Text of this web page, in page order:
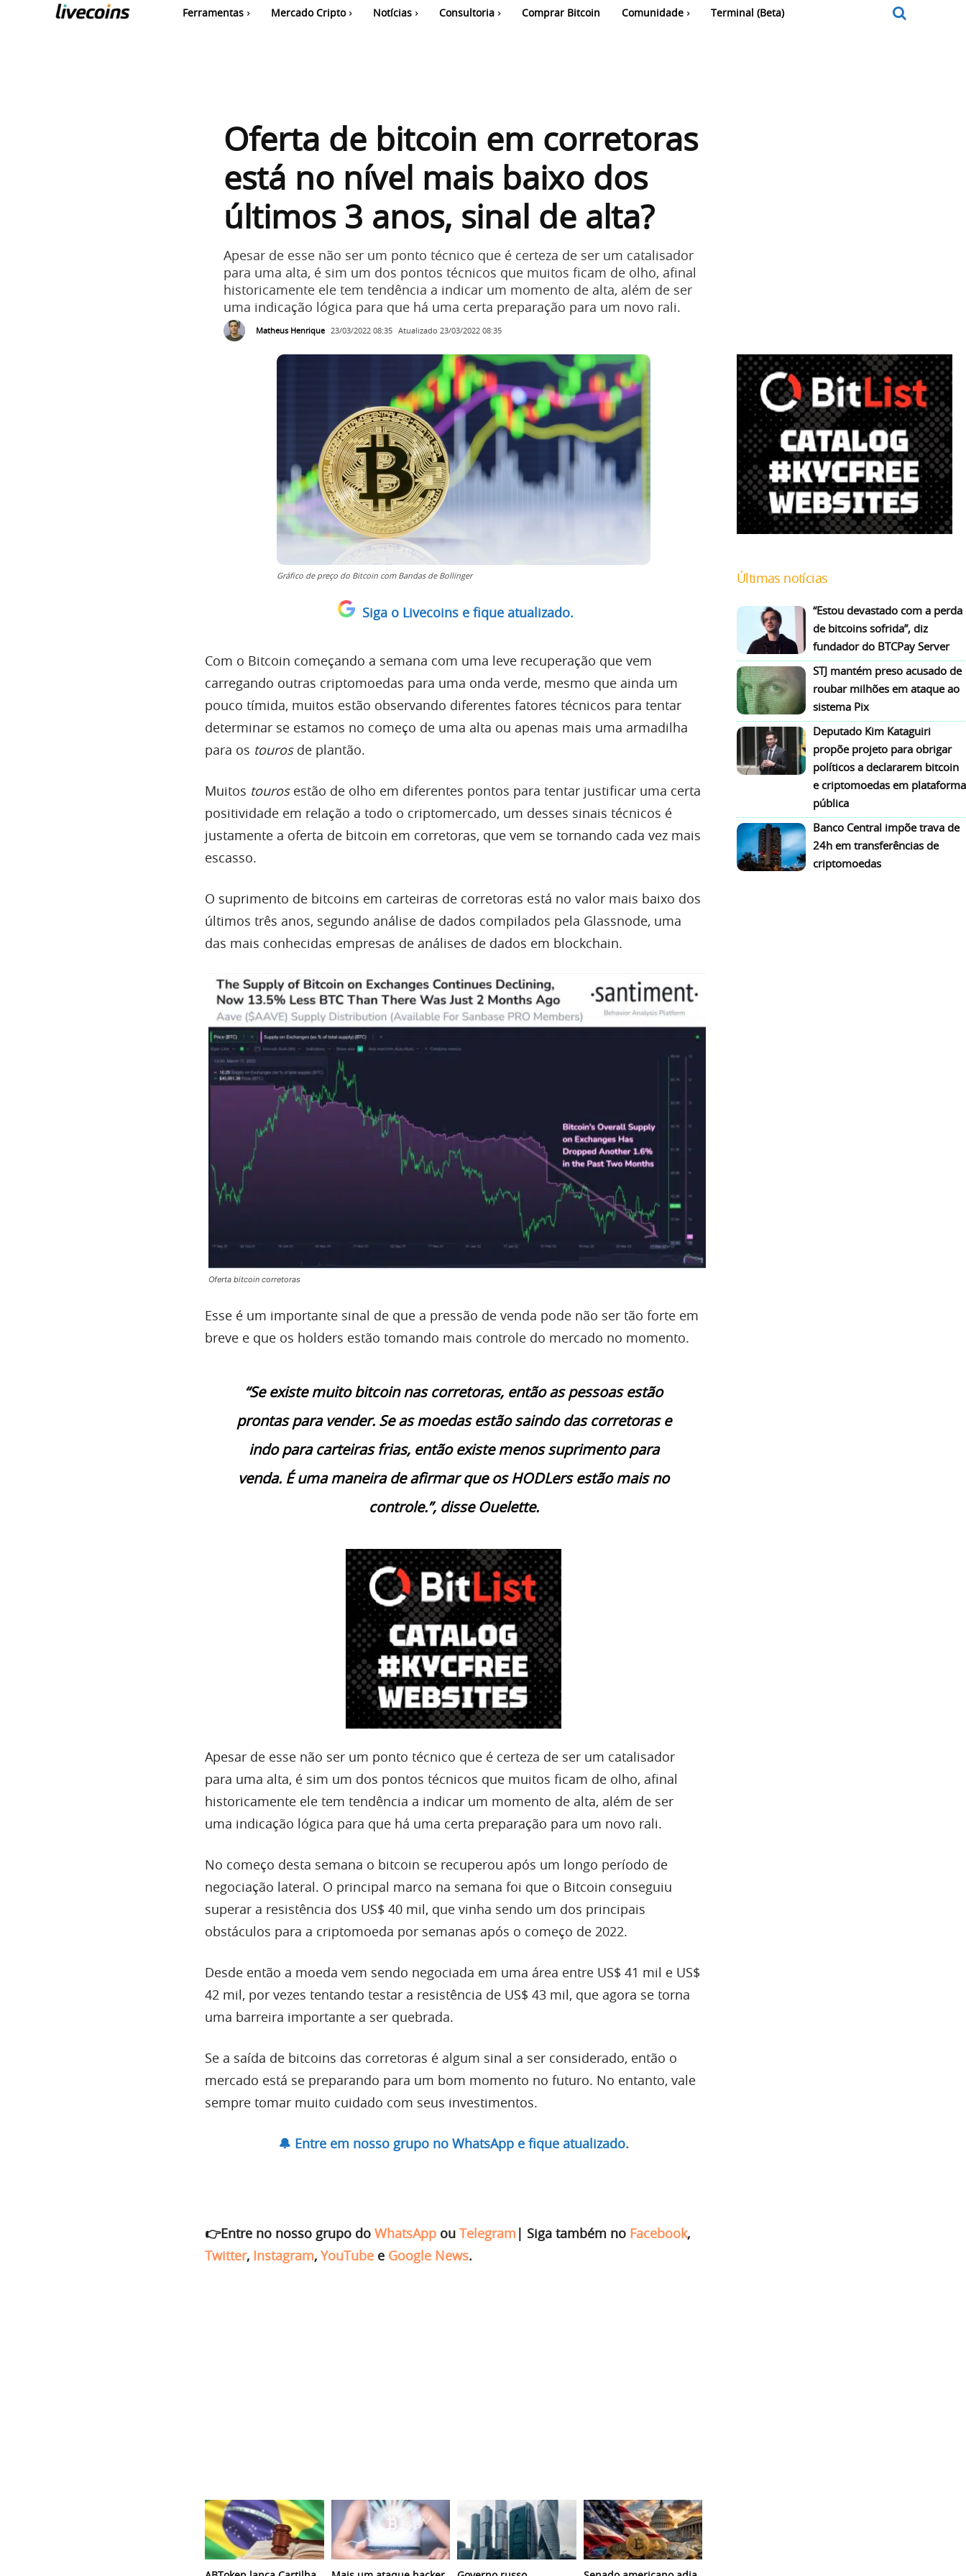
Ferramentas Mercado Cripto Notícias Consultoria Comprar Bitcoin Comunidade Terminal (Beta)
Oferta de bitcoin em corretoras
está no nível mais baixo dos
últimos 3 anos, sinal de alta?
Apesar de esse não ser um ponto técnico que é certeza de ser um catalisador
para uma alta, é sim um dos pontos técnicos que muitos ficam de olho, afinal
historicamente ele tem tendência a indicar um momento de alta, além de ser
uma indicação lógica para que há uma certa preparação para um novo rali.
Matheus Henrique 23/03/2022 08:35 Atualizado 23/03/2022 08:35
Gráfico de preço do Bitcoin com Bandas de Bollinger
Siga o Livecoins e fique atualizado.
Com o Bitcoin começando a semana com uma leve recuperação que vem
carregando outras criptomoedas para uma onda verde, mesmo que ainda um
pouco tímida, muitos estão observando diferentes fatores técnicos para tentar
determinar se estamos no começo de uma alta ou apenas mais uma armadilha
para os touros de plantão.
Muitos touros estão de olho em diferentes pontos para tentar justificar uma certa
positividade em relação a todo o criptomercado, um desses sinais técnicos é
justamente a oferta de bitcoin em corretoras, que vem se tornando cada vez mais
escasso.
O suprimento de bitcoins em carteiras de corretoras está no valor mais baixo dos
últimos três anos, segundo análise de dados compilados pela Glassnode, uma
das mais conhecidas empresas de análises de dados em blockchain.
Oferta bitcoin corretoras
Esse é um importante sinal de que a pressão de venda pode não ser tão forte em
breve e que os holders estão tomando mais controle do mercado no momento.
“Se existe muito bitcoin nas corretoras, então as pessoas estão
prontas para vender. Se as moedas estão saindo das corretoras e
indo para carteiras frias, então existe menos suprimento para
venda. É uma maneira de afirmar que os HODLers estão mais no
controle.”, disse Ouelette.
Apesar de esse não ser um ponto técnico que é certeza de ser um catalisador
para uma alta, é sim um dos pontos técnicos que muitos ficam de olho, afinal
historicamente ele tem tendência a indicar um momento de alta, além de ser
uma indicação lógica para que há uma certa preparação para um novo rali.
No começo desta semana o bitcoin se recuperou após um longo período de
negociação lateral. O principal marco na semana foi que o Bitcoin conseguiu
superar a resistência dos US$ 40 mil, que vinha sendo um dos principais
obstáculos para a criptomoeda por semanas após o começo de 2022.
Desde então a moeda vem sendo negociada em uma área entre US$ 41 mil e US$
42 mil, por vezes tentando testar a resistência de US$ 43 mil, que agora se torna
uma barreira importante a ser quebrada.
Se a saída de bitcoins das corretoras é algum sinal a ser considerado, então o
mercado está se preparando para um bom momento no futuro. No entanto, vale
sempre tomar muito cuidado com seus investimentos.
🔔 Entre em nosso grupo no WhatsApp e fique atualizado.
👉Entre no nosso grupo do WhatsApp ou Telegram | Siga também no Facebook,
Twitter, Instagram, YouTube e Google News.
Últimas notícias
“Estou devastado com a perda
de bitcoins sofrida”, diz
fundador do BTCPay Server
STJ mantém preso acusado de
roubar milhões em ataque ao
sistema Pix
Deputado Kim Kataguiri
propõe projeto para obrigar
políticos a declararem bitcoin
e criptomoedas em plataforma
pública
Banco Central impõe trava de
24h em transferências de
criptomoedas